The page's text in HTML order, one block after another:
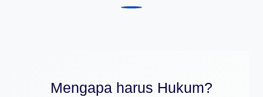
Mengapa harus Hukum?